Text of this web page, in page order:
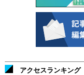
アクセスランキング